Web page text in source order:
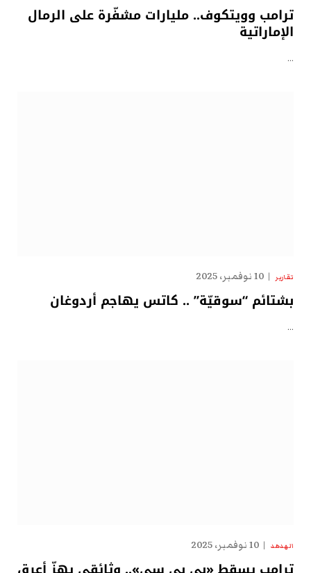
ترامب وويتكوف.. مليارات مشفّرة على الرمال
الإماراتية
…
تقارير 10 نوفمبر، 2025
بشتائم “سوقيّة” .. كاتس يهاجم أردوغان
…
الهدهد 10 نوفمبر، 2025